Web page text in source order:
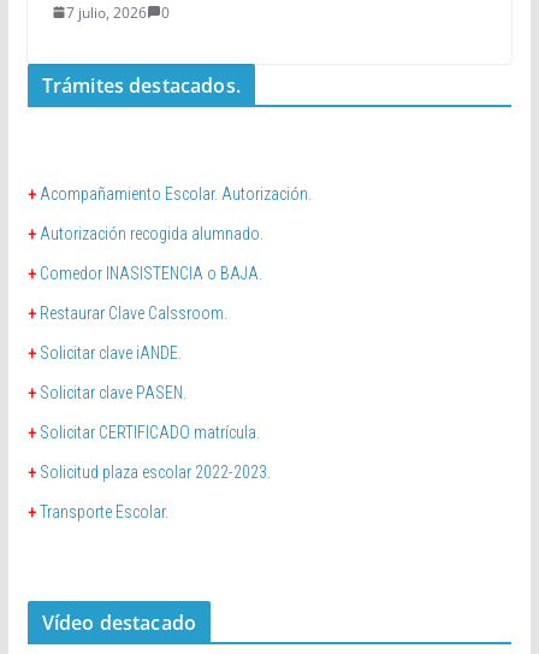
7 julio, 2026 0
Trámites destacados.
+ Acompañamiento Escolar. Autorización.
+ Autorización recogida alumnado.
+ Comedor INASISTENCIA o BAJA.
+ Restaurar Clave Calssroom.
+ Solicitar clave iANDE.
+ Solicitar clave PASEN.
+ Solicitar CERTIFICADO matrícula.
+ Solicitud plaza escolar 2022-2023.
+Transporte Escolar.
Vídeo destacado